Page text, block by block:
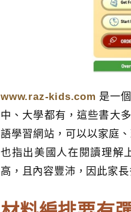
www.raz-kids.com 是一
中、大學都有，這些書大
語學習網站，可以以家庭
也指出美國人在閱讀理解
高，且內容豐沛，因此家